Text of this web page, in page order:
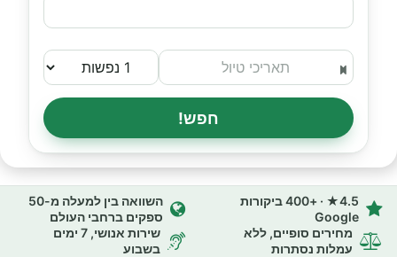
חפש!
4.5★ · +400 ביקורות
Google
השוואה בין למעלה מ-50
ספקים ברחבי העולם
מחירים סופיים, ללא
עמלות נסתרות
שירות אנושי, 7 ימים
בשבוע